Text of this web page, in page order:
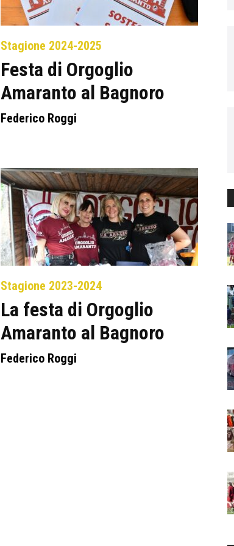
Stagione 2024-2025
Festa di Orgoglio
Amaranto al Bagnoro
Federico Roggi
Stagione 2023-2024
La festa di Orgoglio
Amaranto al Bagnoro
Federico Roggi